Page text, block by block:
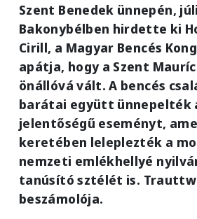
Szent Benedek ünnepén,
Bakonybélben hirdette ki
Cirill, a Magyar Bencés
apátja, hogy a Szent
önállóvá vált. A bencés
barátai együtt ünnepelték
jelentőségű eseményt,
keretében leleplezték a
nemzeti emlékhellyé
tanúsító sztélét is.
beszámolója.